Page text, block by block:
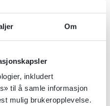
Om
inkludert
til å samle informasjon
mulig brukeropplevelse.
og
tilbakeføring til
resultater for
Social Science & Medicine 2024